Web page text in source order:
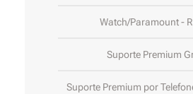
Watch/Paramount -
Suporte Premium
Suporte Premium por